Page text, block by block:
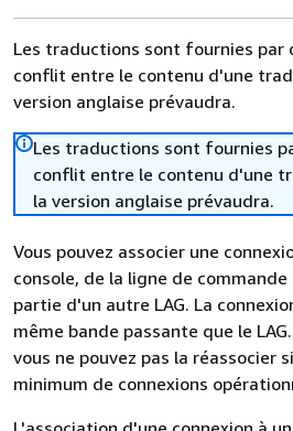
Les traductions sont fournies
conflit entre le contenu d'une
version anglaise prévaudra.
Les traductions sont fournies
conflit entre le contenu d'une
la version anglaise prévaudra.
Vous pouvez associer une
console, de la ligne de
partie d'un autre LAG. La
même bande passante que le
vous ne pouvez pas la réassocier
minimum de connexions